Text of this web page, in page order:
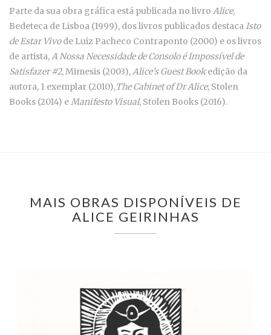
Parte da sua obra gráfica está publicada no livro Alice,
Bedeteca de Lisboa (1999), dos livros publicados destacaIsto
de Estar Vivode Luiz Pacheco Contraponto (2000) e os livros
de artista,A Nossa Necessidade de Consolo é Impossível de
Satisfazer #2, Mimesis (2003),Alice’s Guest Bookedição da
autora, 1 exemplar (2010),The Cabinet of Dr Alice, Stolen
Books (2014) eManifesto Visual, Stolen Books (2016).
MAIS OBRAS DISPONÍVEIS DE
ALICE GEIRINHAS